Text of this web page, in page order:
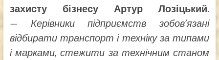
захисту бізнесу Артур Лозіцький
— Керівники підприємств зобов’язані
відбирати транспорт і техніку за типами
і марками, стежити за технічним станом